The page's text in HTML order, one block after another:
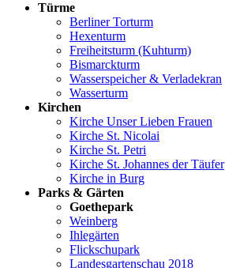
Türme
Berliner Torturm
Hexenturm
Freiheitsturm (Kuhturm)
Bismarckturm
Wasserspeicher & Verladekran
Wasserturm
Kirchen
Kirche Unser Lieben Frauen
Kirche St. Nicolai
Kirche St. Petri
Kirche St. Johannes der Täufer
Kirche in Burg
Parks & Gärten
Goethepark
Weinberg
Ihlegärten
Flickschupark
Landesgartenschau 2018